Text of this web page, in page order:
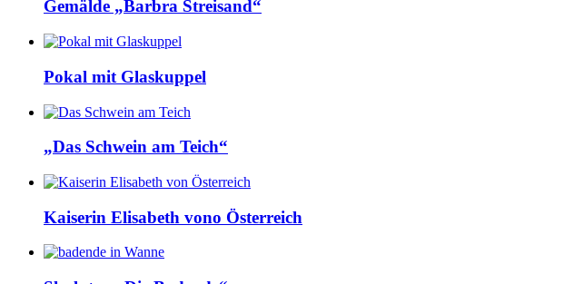
Gemälde „Barbra Streisand“
Pokal mit Glaskuppel
„Das Schwein am Teich“
Kaiserin Elisabeth vono Österreich